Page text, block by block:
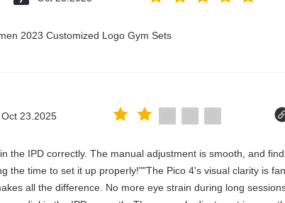
2023 Customized Logo Gym Sets
Oct 23.2025
the IPD correctly. The manual adjustment is smooth, and
the time to set it up properly!""The Pico 4's visual clarity is
all the difference. No more eye strain during long